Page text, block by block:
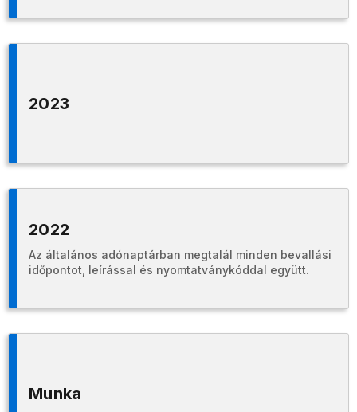
2023
2022
Az általános adónaptárban megtalál minden bevallási
időpontot, leírással és nyomtatványkóddal együtt.
Munka